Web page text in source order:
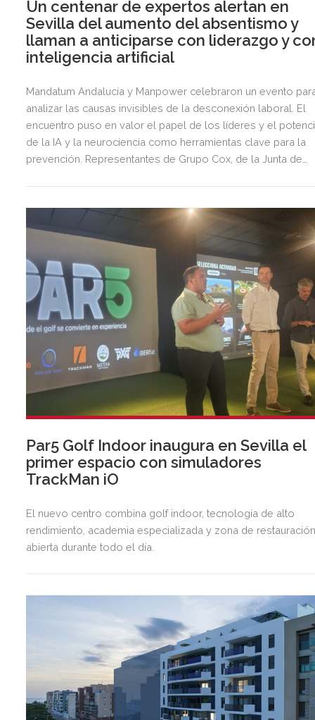
Un centenar de expertos alertan en
Sevilla del aumento del absentismo y
llaman a anticiparse con liderazgo y
inteligencia artificial
Mandatum Andalucía y Manpower celebraron un evento
analizar las causas invisibles de la desconexión laboral. El
encuentro puso en valor el papel de los líderes y el
de la IA y la neurociencia como herramientas clave para la
prevención. Representantes de Grupo Cox, de la Junta de
España.
Par5 Golf Indoor inaugura en Sevilla el
primer espacio con simuladores
TrackMan iO
El nuevo centro combina golf indoor, tecnología de alto
rendimiento, academia especializada y zona de
abierta durante todo el día.